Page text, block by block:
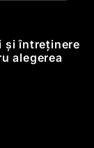
și întreținere
alegerea